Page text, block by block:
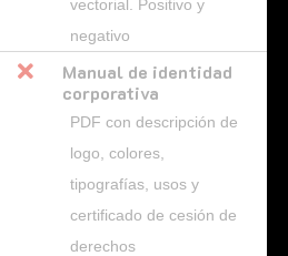
vectorial. Positivo y
negativo

Manual de identidad
corporativa
PDF con descripción de
logo, colores,
tipografías, usos y
certificado de cesión de
derechos